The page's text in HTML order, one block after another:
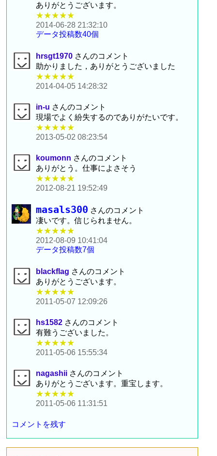
ありがとうございます。
★★★★★
2014-06-28 21:32:10
データ投稿数40個
hrsgt1970 さんのコメント
助かりました，ありがとうございました
★★★★★
2014-04-05 14:28:32
in-u さんのコメント
現場でよく紛失するのでありがたいです。
★★★★★
2013-05-02 08:23:54
koumonn さんのコメント
ありがとう。仕事によさそう
★★★★★
2012-08-21 19:52:49
masals300 さんのコメント
凄いです。信じられません。
★★★★★
2012-08-09 10:41:04
データ投稿数7個
blackflag さんのコメント
ありがとうございます。
★★★★★
2011-05-07 12:09:26
hs1582 さんのコメント
有難うございました。
★★★★★
2011-05-06 15:55:34
nagashii さんのコメント
ありがとうございます。重宝します。
★★★★★
2011-05-06 11:31:51
コメントを残す